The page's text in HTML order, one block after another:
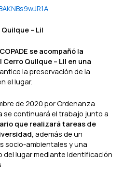
– Lil
se acompañó la
Quilque – Lil en una
la preservación de la
el lugar.
de 2020 por Ordenanza
se continuará el trabajo junto a
que realizará tareas de
además de un
socio-ambientales y una
del lugar mediante identificación